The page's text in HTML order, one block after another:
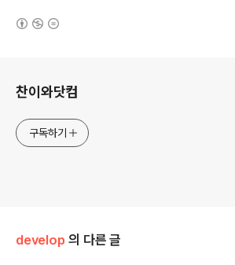
찬이와닷컴
구독하기
develop 의 다른 글